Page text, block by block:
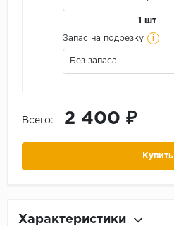
1 шт
Запас на подрезку i
Без запаса
Всего: 2 400 ₽
Купить
Характеристики